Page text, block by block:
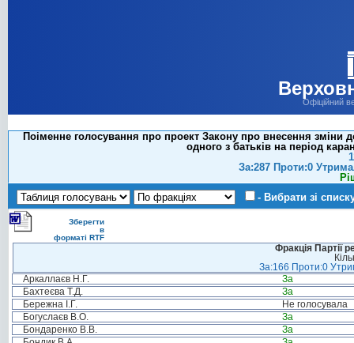
Офіційний
Поіменне голосування про проект Закону про внесення зміни
одного з батьків на період
За:287 Проти:0
- Вибрати зі
Зберегти
в
форматі RTF
Фракція Партії
За:166 Проти:0
Аркаллаєв Н.Г.
За
Бахтеєва Т.Д.
За
Бережна І.Г.
Не голосувала
Богуслаєв В.О.
За
Бондаренко В.В.
За